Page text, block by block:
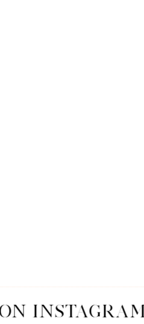
INSTAGRAM